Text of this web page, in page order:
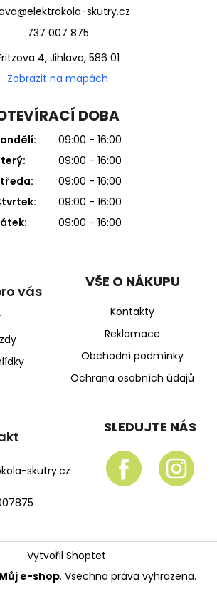
skutry.cz
737 007 875
4, Jihlava, 586 01
Zobrazit na mapách
DOBA
09:00 - 16:00
09:00 - 16:00
09:00 - 16:00
09:00 - 16:00
09:00 - 16:00
vás
VŠE O NÁKUPU
Kontakty
Reklamace
Obchodní podmínky
Ochrana osobních údajů
skutry.cz
SLEDUJTE NÁS
Vytvořil Shoptet
Můj e-shop. Všechna práva vyhrazena.